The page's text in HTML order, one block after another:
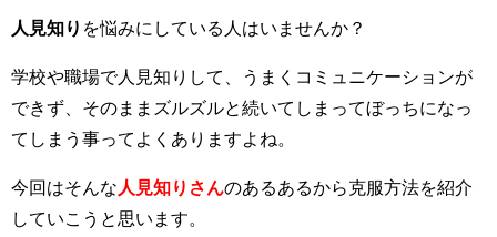
人見知り を悩みにしている人はいませんか？
学校や職場で人見知りして、うまくコミュニケーションが
できず、そのままズルズルと続いてしまってぼっちになっ
てしまう事ってよくありますよね。
今回はそんな 人見知りさんのあるあるから克服方法を紹介
していこうと思います。